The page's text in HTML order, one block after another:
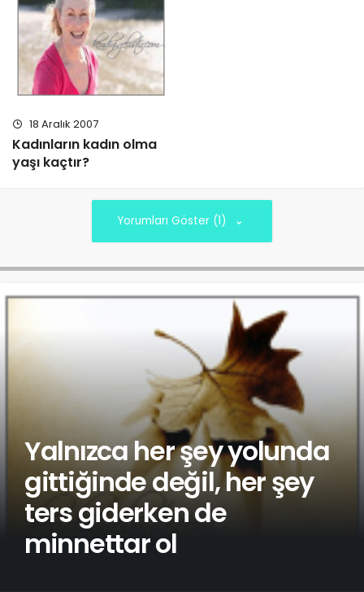
18 Aralık 2007
Kadınların kadın olma
yaşı kaçtır?
Yorumları Göster (1)
Yalnızca her şey yolunda
gittiğinde değil, her şey
ters giderken de
minnettar ol